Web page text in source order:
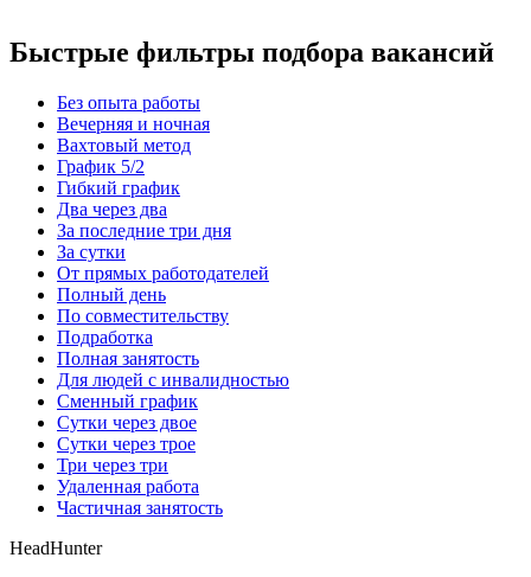
Быстрые фильтры подбора вакансий
Без опыта работы
Вечерняя и ночная
Вахтовый метод
График 5/2
Гибкий график
Два через два
За последние три дня
За сутки
От прямых работодателей
Полный день
По совместительству
Подработка
Полная занятость
Для людей с инвалидностью
Сменный график
Сутки через двое
Сутки через трое
Три через три
Удаленная работа
Частичная занятость
HeadHunter